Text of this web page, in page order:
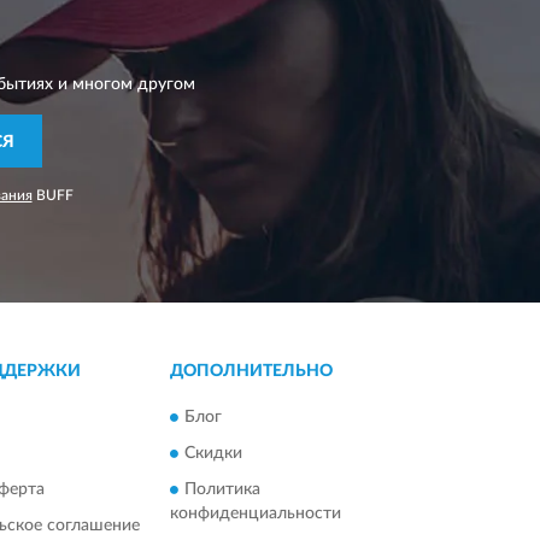
и многом другом
BUFF
соглашение
ДОПОЛНИТЕЛЬНО
Блог
Скидки
Политика
конфиденциальности